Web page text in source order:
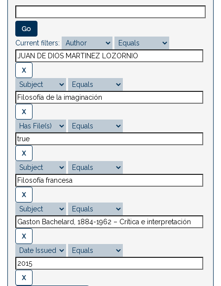
Current filters: